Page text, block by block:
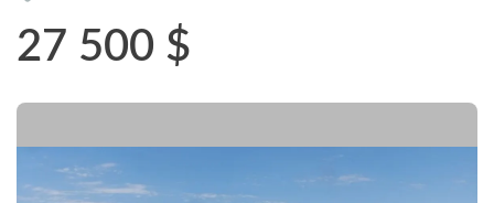
27 500 $